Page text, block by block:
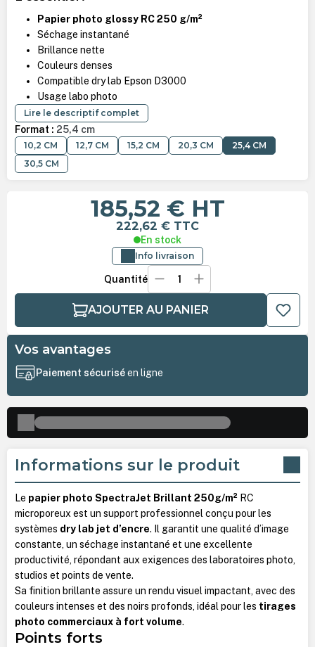
Papier photo glossy RC 250 g/m²
Séchage instantané
Brillance nette
Couleurs denses
Compatible dry lab Epson D3000
Usage labo photo
Lire le descriptif complet
Format : 25,4 cm
10,2 CM 12,7 CM 15,2 CM 20,3 CM
25,4 CM
30,5 CM
185,52 € HT
222,62 € TTC
En stock
Info livraison
Quantité
AJOUTER AU PANIER
Vos avantages
Paiement sécuriséen ligne
Informations sur le produit
Le papier photo SpectraJet Brillant 250g/m²RC
microporeux est un support professionnel conçu pour les
systèmes dry lab jet d’encre. Il garantit une qualité d’image
constante, un séchage instantané et une excellente
productivité, répondant aux exigences des laboratoires photo,
studios et points de vente.
Sa finition brillante assure un rendu visuel impactant, avec des
couleurs intenses et des noirs profonds, idéal pour les tirages
photo commerciaux à fort volume.
Points forts